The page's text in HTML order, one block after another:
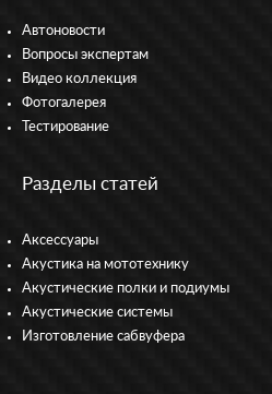
Автоновости
Вопросы экспертам
Видео коллекция
Фотогалерея
Тестирование
Разделы статей
Аксессуары
Акустика на мототехнику
Акустические полки и подиумы
Акустические системы
Изготовление сабвуфера